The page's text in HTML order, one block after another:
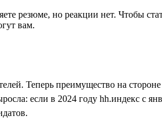
резюме, но реакции нет. Чтобы
вам.
Теперь преимущество на
если в 2024 году hh.индекс с